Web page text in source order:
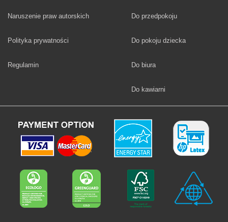
Naruszenie praw autorskich
Polityka prywatności
Regulamin
Fototapety
Do przedpokoju
Fototapety
Do pokoju dziecka
Fototapety
Do biura
Fototapety
Do kawiarni